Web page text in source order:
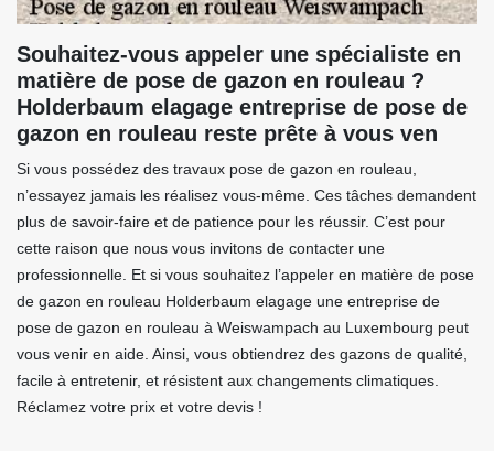
Souhaitez-vous appeler une spécialiste en
matière de pose de gazon en rouleau ?
Holderbaum elagage entreprise de pose de
gazon en rouleau reste prête à vous ven
Si vous possédez des travaux pose de gazon en rouleau,
n’essayez jamais les réalisez vous-même. Ces tâches demandent
plus de savoir-faire et de patience pour les réussir. C’est pour
cette raison que nous vous invitons de contacter une
professionnelle. Et si vous souhaitez l’appeler en matière de pose
de gazon en rouleau Holderbaum elagage une entreprise de
pose de gazon en rouleau à Weiswampach au Luxembourg peut
vous venir en aide. Ainsi, vous obtiendrez des gazons de qualité,
facile à entretenir, et résistent aux changements climatiques.
Réclamez votre prix et votre devis !